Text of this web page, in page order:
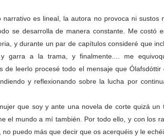
narrativo es lineal, la autora no provoca ni sustos
se desarrolla de manera constante. Me costó
y durante un par de capítulos consideré que
y garra a la trama, y finalmente.... me
de leerlo procesé todo el mensaje queÓlafsdóttir
y reflexionando sobre la lucha por
que soy y ante una novela de corte quizá
el mundo a mí también. Por todo ello, y con los
no puedo más que decir que os acerquéis y le